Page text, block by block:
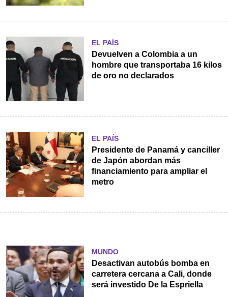
EL PAÍS
Devuelven a Colombia a un
hombre que transportaba 16 kilos
de oro no declarados
EL PAÍS
Presidente de Panamá y canciller
de Japón abordan más
financiamiento para ampliar el
metro
MUNDO
Desactivan autobús bomba en
carretera cercana a Cali, donde
será investido De la Espriella